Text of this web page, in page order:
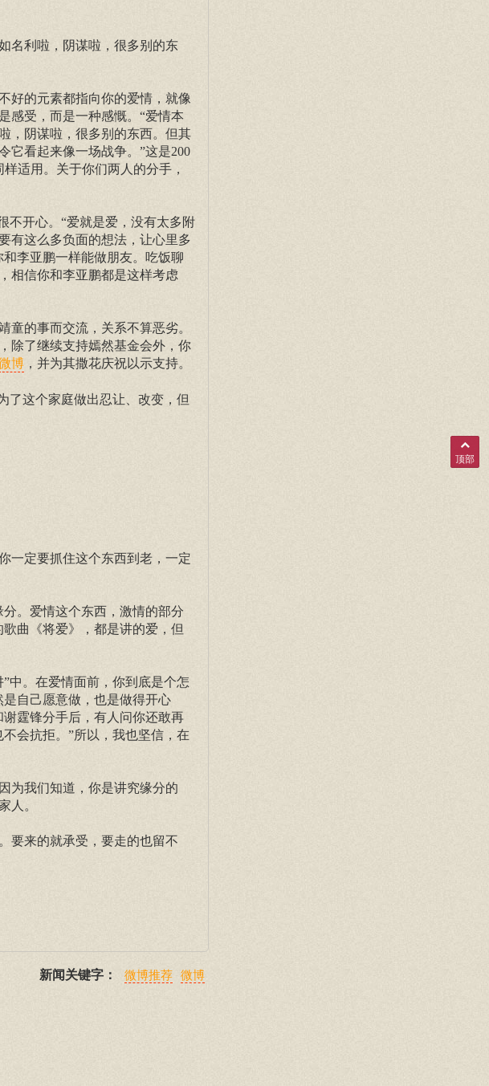
名利啦，阴谋啦，很多别的东
好的元素都指向你的爱情，就像
感受，而是一种感慨。“爱情本
，阴谋啦，很多别的东西。但其
它看起来像一场战争。”这是200
适用。关于你们两人的分手，
不开心。“爱就是爱，没有太多附
有这么多负面的想法，让心里多
李亚鹏一样能做朋友。吃饭聊
相信你和李亚鹏都是这样考虑
的事而交流，关系不算恶劣。
除了继续支持嫣然基金会外，你
博 ，并为其撒花庆祝以示支持。
了这个家庭做出忍让、改变，但
一定要抓住这个东西到老，一定
。爱情这个东西，激情的部分
曲《将爱》，都是讲的爱，但
中。在爱情面前，你到底是个怎
自己愿意做，也是做得开心
霆锋分手后，有人问你还敢再
会抗拒。”所以，我也坚信，在
为我们知道，你是讲究缘分的
人。
要来的就承受，要走的也留不
新闻关键字： 微博推荐 微博
顶部